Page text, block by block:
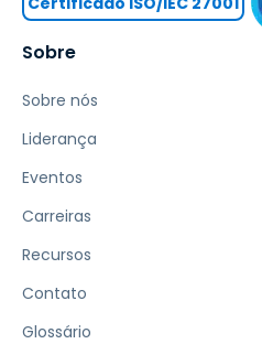
Sobre
Sobre nós
Liderança
Eventos
Carreiras
Recursos
Contato
Glossário